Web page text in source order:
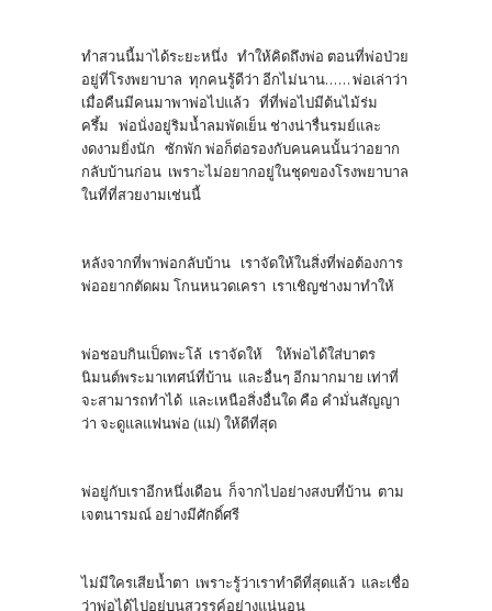
ทำสวนนี้มาได้ระยะหนึ่ง ทำให้คิดถึงพ่อ ตอนที่พ่อป่วย
อยู่ที่โรงพยาบาล ทุกคนรู้ดีว่า อีกไม่นาน...... พ่อเล่าว่า
เมื่อคืนมีคนมาพาพ่อไปแล้ว ที่ที่พ่อไปมีต้นไม้ร่ม
ครึ้ม พ่อนั่งอยู่ริมน้ำลมพัดเย็น ช่างน่ารื่นรมย์และ
งดงามยิ่งนัก ซักพัก พ่อก็ต่อรองกับคนคนนั้นว่าอยาก
กลับบ้านก่อน เพราะไม่อยากอยู่ในชุดของโรงพยาบาล
ในที่ที่สวยงามเช่นนี้
หลังจากที่พาพ่อกลับบ้าน เราจัดให้ในสิ่งที่พ่อต้องการ
พ่ออยากตัดผม โกนหนวดเครา เราเชิญช่างมาทำให้
พ่อชอบกินเป็ดพะโล้ เราจัดให้ ให้พ่อได้ใส่บาตร
นิมนต์พระมาเทศน์ที่บ้าน และอื่นๆ อีกมากมาย เท่าที่
จะสามารถทำได้ และเหนือสิ่งอื่นใด คือ คำมั่นสัญญา
ว่า จะดูแลแฟนพ่อ (แม่) ให้ดีที่สุด
พ่อยู่กับเราอีกหนึ่งเดือน ก็จากไปอย่างสงบที่บ้าน ตาม
เจตนารมณ์ อย่างมีศักดิ์ศรี
ไม่มีใครเสียน้ำตา เพราะรู้ว่าเราทำดีที่สุดแล้ว และเชื่อ
ว่าพ่อได้ไปอยู่บนสวรรค์อย่างแน่นอน